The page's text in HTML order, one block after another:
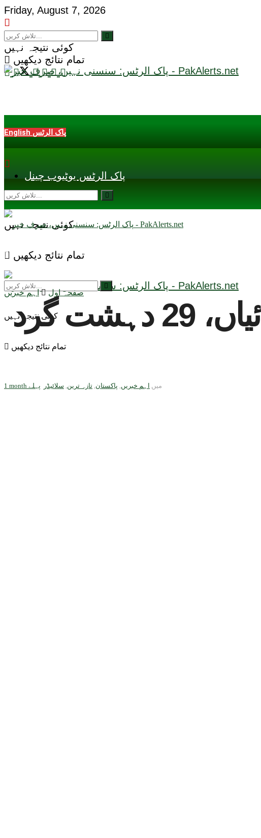
Friday, August 7, 2026
کوئی نتیجہ نہیں
تمام نتائج دیکھیں
English پاک الرٹس
پاک الرٹس یوٹیوب چینل
کوئی نتیجہ نہیں
تمام نتائج دیکھیں
کوئی نتیجہ نہیں
تمام نتائج دیکھیں
صفحہ اول اہم خبریں
افغان سرحد پر انٹیلی جنس کارروائیاں، 29 دہشت گرد
1 month پہلے میں اہم خبریں پاکستان تازہ ترین سلائیڈر